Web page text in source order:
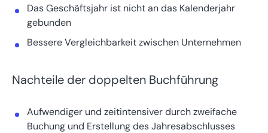
Das Geschäftsjahr ist nicht an das Kalenderjahr
gebunden
Bessere Vergleichbarkeit zwischen Unternehmen
Nachteile der doppelten Buchführung
Aufwendiger und zeitintensiver durch zweifache
Buchung und Erstellung des Jahresabschlusses